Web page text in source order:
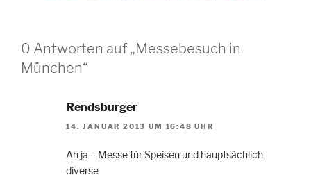
0 Antworten auf „Messebesuch in
München“
Rendsburger
14. JANUAR 2013 UM 16:48 UHR
Ah ja – Messe für Speisen und hauptsächlich
diverse